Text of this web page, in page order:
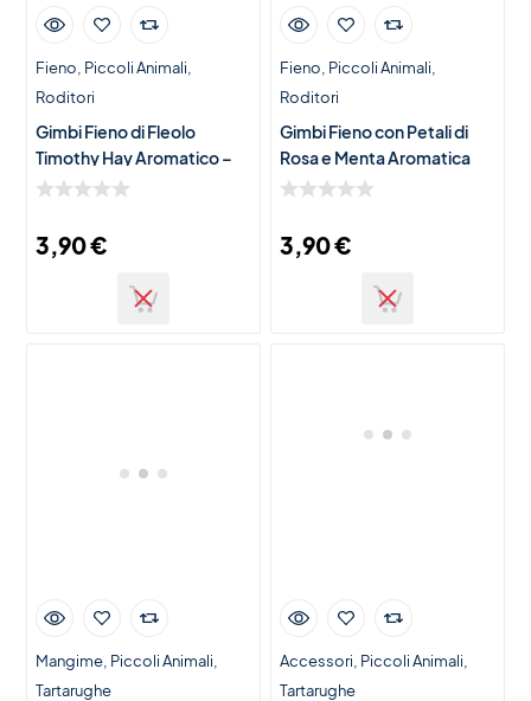
Fieno Piccoli Animali
Roditori
Gimbi Fieno di Fleolo
Timothy Hay Aromatico –
500g
3,90€
Fieno Piccoli Animali
Roditori
Gimbi Fieno con Petali di
Rosa e Menta Aromatica
500g
3,90€
Mangime Piccoli Animali
Tartarughe
Accessori Piccoli Animali
Tartarughe